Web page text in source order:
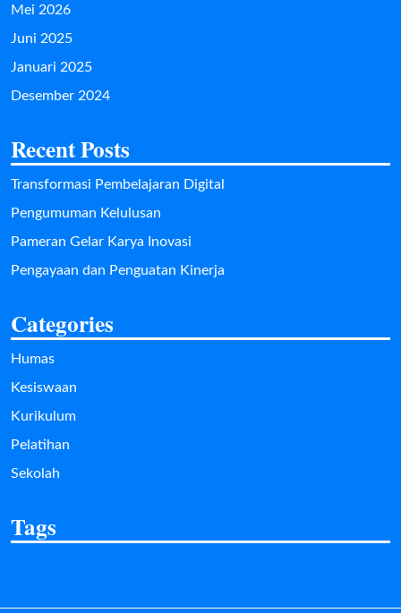
Mei 2026
Juni 2025
Januari 2025
Desember 2024
Recent Posts
Transformasi Pembelajaran Digital
Pengumuman Kelulusan
Pameran Gelar Karya Inovasi
Pengayaan dan Penguatan Kinerja
Categories
Humas
Kesiswaan
Kurikulum
Pelatihan
Sekolah
Tags